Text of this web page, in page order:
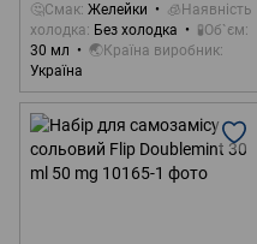
🤔Смак Желейки
🧊Наявність
холодка
Без холодка
🧪Об`єм
30 мл
🌏Країна виробник
Україна